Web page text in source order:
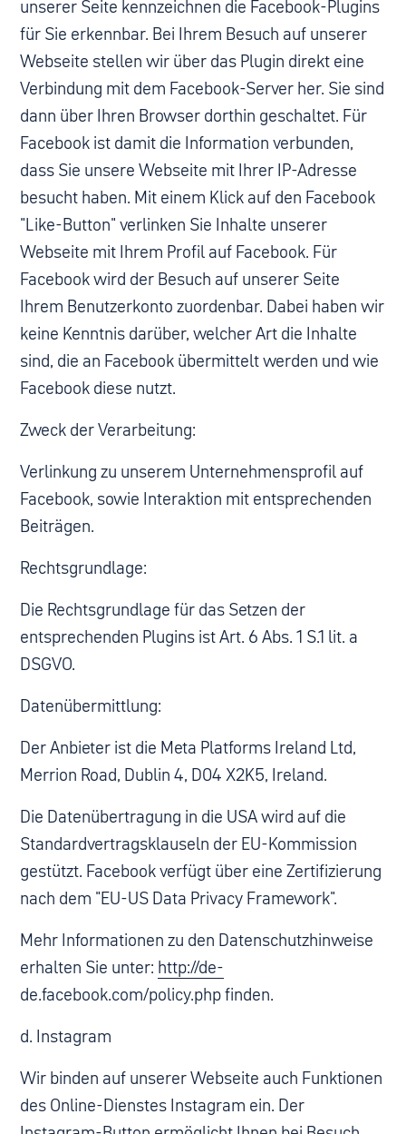
unserer Seite kennzeichnen die Facebook-Plugins
für Sie erkennbar. Bei Ihrem Besuch auf unserer
Webseite stellen wir über das Plugin direkt eine
Verbindung mit dem Facebook-Server her. Sie sind
dann über Ihren Browser dorthin geschaltet. Für
Facebook ist damit die Information verbunden,
dass Sie unsere Webseite mit Ihrer IP-Adresse
besucht haben. Mit einem Klick auf den Facebook
"Like-Button" verlinken Sie Inhalte unserer
Webseite mit Ihrem Profil auf Facebook. Für
Facebook wird der Besuch auf unserer Seite
Ihrem Benutzerkonto zuordenbar. Dabei haben wir
keine Kenntnis darüber, welcher Art die Inhalte
sind, die an Facebook übermittelt werden und wie
Facebook diese nutzt.
Zweck der Verarbeitung:
Verlinkung zu unserem Unternehmensprofil auf
Facebook, sowie Interaktion mit entsprechenden
Beiträgen.
Rechtsgrundlage:
Die Rechtsgrundlage für das Setzen der
entsprechenden Plugins ist Art. 6 Abs. 1 S.1 lit. a
DSGVO.
Datenübermittlung:
Der Anbieter ist die Meta Platforms Ireland Ltd,
Merrion Road, Dublin 4, D04 X2K5, Ireland.
Die Datenübertragung in die USA wird auf die
Standardvertragsklauseln der EU-Kommission
gestützt. Facebook verfügt über eine Zertifizierung
nach dem "EU-US Data Privacy Framework".
Mehr Informationen zu den Datenschutzhinweise
erhalten Sie unter: http://de-
de.facebook.com/policy.php finden.
d. Instagram
Wir binden auf unserer Webseite auch Funktionen
des Online-Dienstes Instagram ein. Der